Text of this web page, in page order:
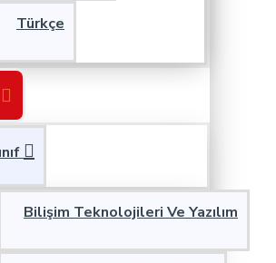
Türkçe
Bilişim Teknolojileri Ve Yazılım